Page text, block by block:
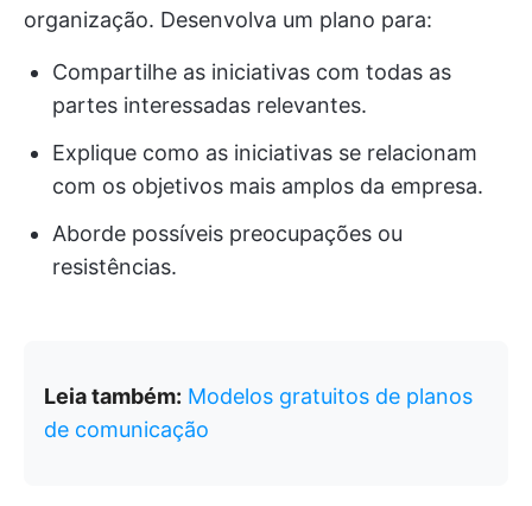
organização. Desenvolva um plano para:
Compartilhe as iniciativas com todas as
partes interessadas relevantes.
Explique como as iniciativas se relacionam
com os objetivos mais amplos da empresa.
Aborde possíveis preocupações ou
resistências.
Leia também: Modelos gratuitos de planos
de comunicação